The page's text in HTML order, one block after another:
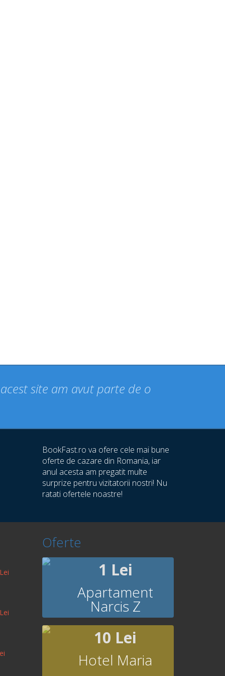
site am avut parte de o
BookFast.ro va ofere cele mai bune
oferte de cazare din Romania, iar
anul acesta am pregatit multe
surprize pentru vizitatorii nostri! Nu
ratati ofertele noastre!
Oferte
1 Lei
Apartament
Narcis Z
10 Lei
Hotel Maria